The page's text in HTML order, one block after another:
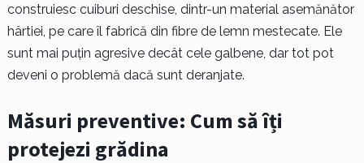
construiesc cuiburi deschise, dintr-un material asemănător
hârtiei, pe care îl fabrică din fibre de lemn mestecate. Ele
sunt mai puțin agresive decât cele galbene, dar tot pot
deveni o problemă dacă sunt deranjate.
Măsuri preventive: Cum să îți
protejezi grădina